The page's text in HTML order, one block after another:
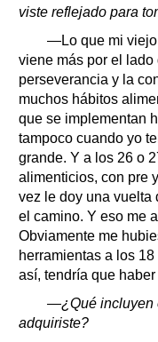
viste reflejado para
—Lo que mi viejo
viene más por el
perseverancia y la
muchos hábitos
que se implementan
tampoco cuando yo
grande. Y a los 26 o
alimenticios, con pre
vez le doy una vuelta
el camino. Y eso me
Obviamente me
herramientas a los
así, tendría que
—¿Qué incluyen
adquiriste?